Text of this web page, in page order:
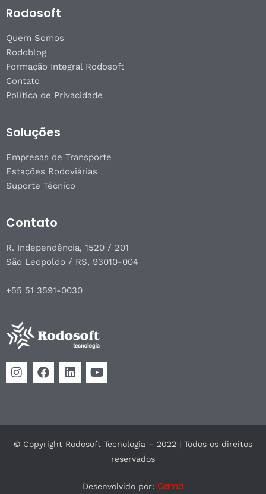
Rodosoft
Quem Somos
Rodoblog
Formação Integral Rodosoft
Contato
Política de Privacidade
Soluções
Empresas de Transporte
Estações Rodoviárias
Suporte Técnico
Contato
R. Independência, 1520 / 201
São Leopoldo / RS, 93010-004
+55 51 3591-0030
© Copyright Rodosoft Tecnologia – 2022 | Todos os direitos
reservados
Desenvolvido por: Gama